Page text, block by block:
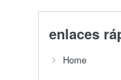
enlaces
Home